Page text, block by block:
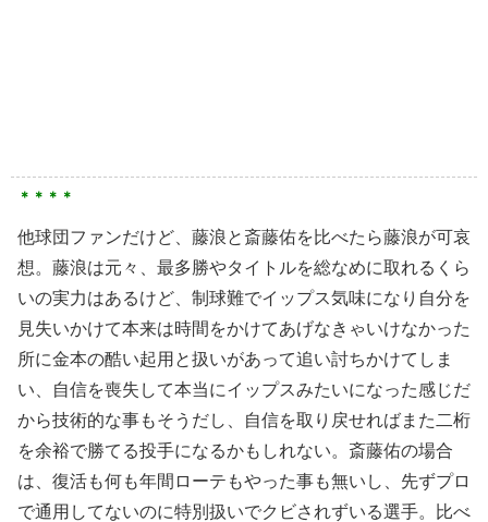
＊＊＊＊
他球団ファンだけど、藤浪と斎藤佑を比べたら藤浪が可哀
想。藤浪は元々、最多勝やタイトルを総なめに取れるくら
いの実力はあるけど、制球難でイップス気味になり自分を
見失いかけて本来は時間をかけてあげなきゃいけなかった
所に金本の酷い起用と扱いがあって追い討ちかけてしま
い、自信を喪失して本当にイップスみたいになった感じだ
から技術的な事もそうだし、自信を取り戻せればまた二桁
を余裕で勝てる投手になるかもしれない。斎藤佑の場合
は、復活も何も年間ローテもやった事も無いし、先ずプロ
で通用してないのに特別扱いでクビされずいる選手。比べ